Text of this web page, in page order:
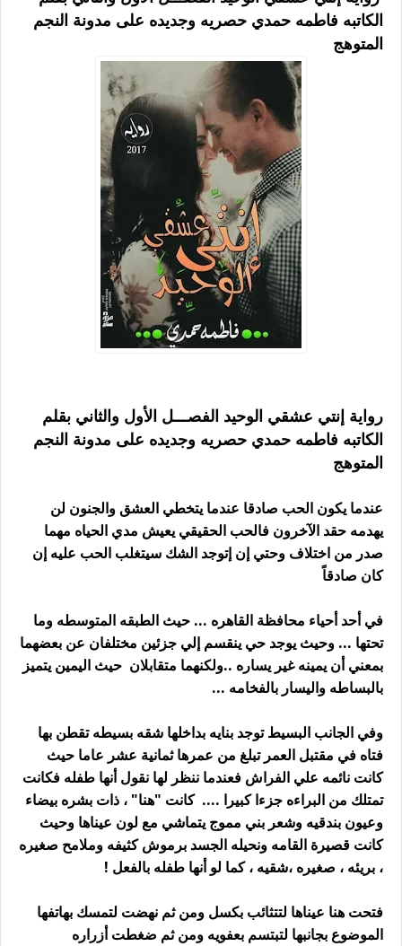
الكاتبه فاطمه حمدي حصريه وجديده على مدونة النجم
المتوهج
رواية إنتي عشقي الوحيد الفصـــل الأول والثاني بقلم
الكاتبه فاطمه حمدي حصريه وجديده على مدونة النجم
المتوهج
عندما يكون الحب صادقا عندما يتخطي العشق والجنون لن
يهدمه حقد الآخرون فالحب الحقيقي يعيش مدي الحياه مهما
صدر من اختلاف وحتي إن إتوجد الشك سيتغلب الحب عليه إن
كان صادقاً
في أحد أحياء محافظة القاهره ... حيث الطبقه المتوسطه وما
تحتها ... وحيث يوجد حي ينقسم إلي جزئين مختلفان عن بعضهما
بمعني أن يمينه غير يساره ..ولكنهما متقابلان حيث اليمين يتميز
بالبساطه واليسار بالفخامه ...
وفي الجانب البسيط توجد بنايه بداخلها شقه بسيطه تقطن بها
فتاه في مقتبل العمر تبلغ من عمرها ثمانية عشر عاما حيث
كانت نائمه علي الفراش فعندما ننظر لها نقول أنها طفله فكانت
تمتلك من البراءه جزءا كبيرا .... كانت "هنا" ، ذات بشره بيضاء
وعيون بندقيه وشعر بني مموج يتماشي مع لون عيناها وحيث
كانت قصيرة القامه ونحيله الجسد برموش كثيفه وملامح صغيره
، بريئه ، صغيره ،شقيه ، كما لو أنها طفله بالفعل !
فتحت هنا عيناها لتتثائب بكسل ومن ثم نهضت لتمسك بهاتفها
الموضوع بجانبها لتبتسم بعفويه ومن ثم ضغطت أزراره